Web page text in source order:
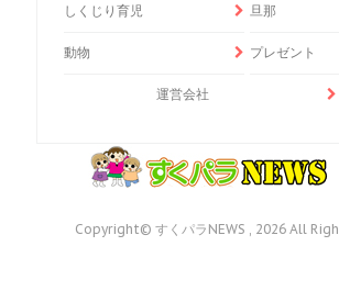
しくじり育児 旦那
動物 プレゼント
運営会社
Copyright© すくパラNEWS , 2026 All